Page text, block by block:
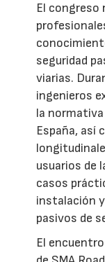
El congreso
seguridad
viarias.
ingenieros
la
España, así
usuarios de
casos
instalación
pasivos de
El